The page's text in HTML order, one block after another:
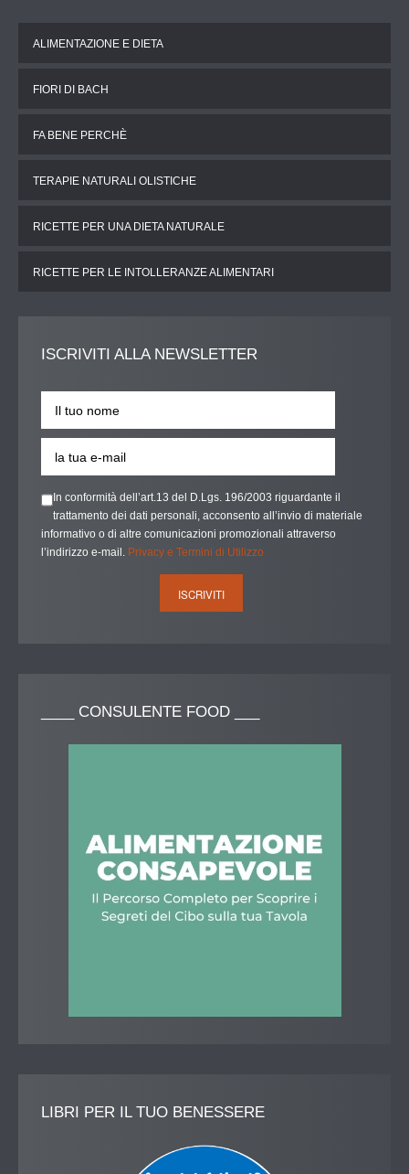
ALIMENTAZIONE E DIETA
FIORI DI BACH
FA BENE PERCHÈ
TERAPIE NATURALI OLISTICHE
RICETTE PER UNA DIETA NATURALE
RICETTE PER LE INTOLLERANZE ALIMENTARI
ISCRIVITI ALLA NEWSLETTER
In conformità dell’art.13 del D.Lgs. 196/2003 riguardante il
trattamento dei dati personali, acconsento all’invio di materiale
informativo o di altre comunicazioni promozionali attraverso
l’indirizzo e-mail. Privacy e Termini di Utilizzo
CONSULENTE FOOD ___
LIBRI PER IL TUO BENESSERE